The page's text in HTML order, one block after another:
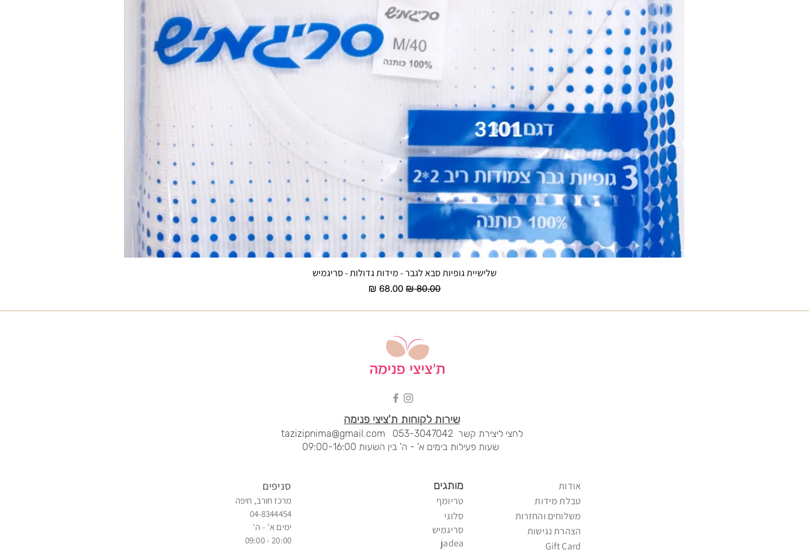
תצוגה מהירה
שלישיית גופיות סבא לגבר - מידות גדולות - סריגמיש
מחיר רגילמחיר מבצע
שירות לקוחות ת'ציצי פנימה
לחצי ליצירת קשר
tazizipnima@gmail.com
שעות פעילות בימים א' - ה' בין השעות 09:00-16:00
סניפים
מרכז חורב, חיפה
04-8344454
ימים א' - ה'
20:00 - 09:00
מותגים
טריומף
סלוגי
סריגמיש
jadea
אודות
טבלת מידות
משלוחים והחזרות
הצהרת נגישות
Gift Card